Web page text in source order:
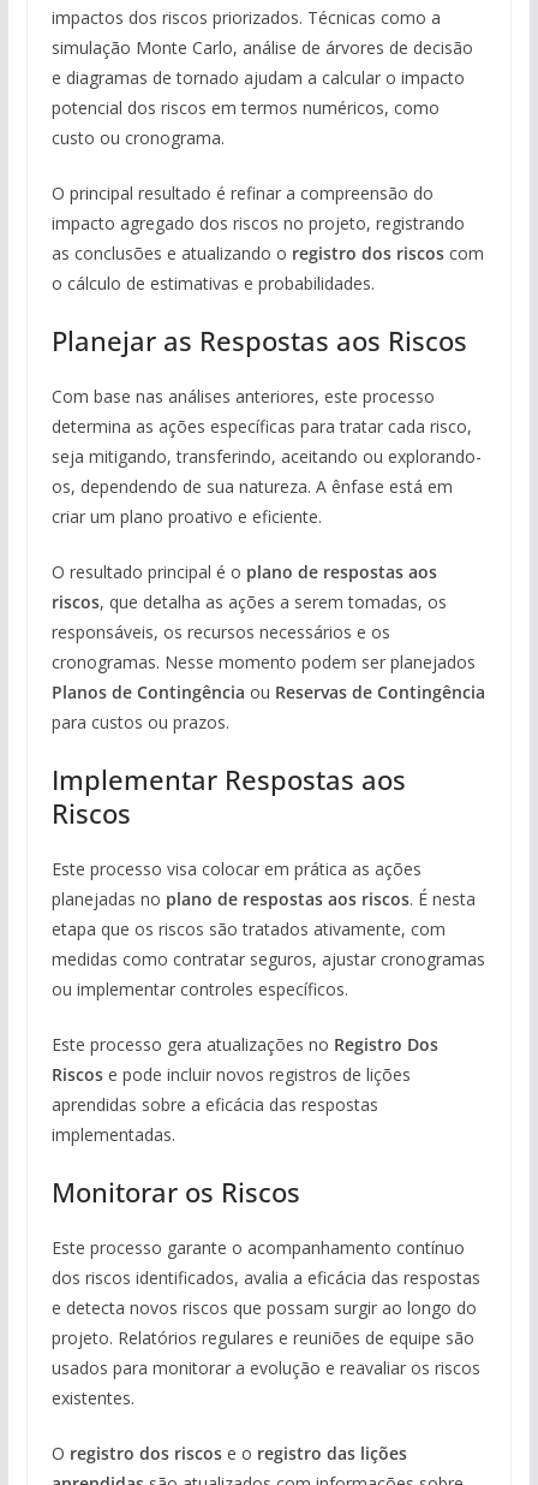
impactos dos riscos priorizados. Técnicas como a
simulação Monte Carlo, análise de árvores de decisão
e diagramas de tornado ajudam a calcular o impacto
potencial dos riscos em termos numéricos, como
custo ou cronograma.
O principal resultado é refinar a compreensão do
impacto agregado dos riscos no projeto, registrando
as conclusões e atualizando o registro dos riscoscom
o cálculo de estimativas e probabilidades.
Planejar as Respostas aos Riscos
Com base nas análises anteriores, este processo
determina as ações específicas para tratar cada risco,
seja mitigando, transferindo, aceitando ou explorando-
os, dependendo de sua natureza. A ênfase está em
criar um plano proativo e eficiente.
O resultado principal é o plano de respostas aos
riscos, que detalha as ações a serem tomadas, os
responsáveis, os recursos necessários e os
cronogramas. Nesse momento podem ser planejados
Planos de Contingência ou Reservas de Contingência
para custos ou prazos.
Implementar Respostas aos
Riscos
Este processo visa colocar em prática as ações
planejadas no plano de respostas aos riscos. É nesta
etapa que os riscos são tratados ativamente, com
medidas como contratar seguros, ajustar cronogramas
ou implementar controles específicos.
Este processo gera atualizações no Registro Dos
Riscose pode incluir novos registros de lições
aprendidas sobre a eficácia das respostas
implementadas.
Monitorar os Riscos
Este processo garante o acompanhamento contínuo
dos riscos identificados, avalia a eficácia das respostas
e detecta novos riscos que possam surgir ao longo do
projeto. Relatórios regulares e reuniões de equipe são
usados para monitorar a evolução e reavaliar os riscos
existentes.
O registro dos riscose o registro das lições